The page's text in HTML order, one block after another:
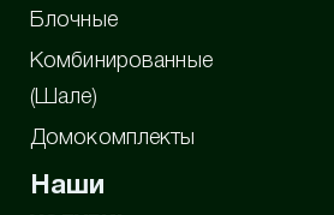
Блочные
Комбинированные
(Шале)
Домокомплекты
Наши